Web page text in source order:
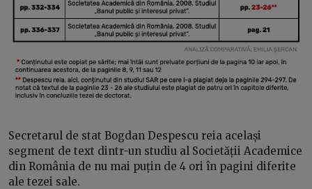
Secretarul de stat Bogdan Despescu reia același
segment de text dintr-un studiu al Societății Academice
din România de nu mai puțin de 4 ori în pagini diferite
ale tezei sale.